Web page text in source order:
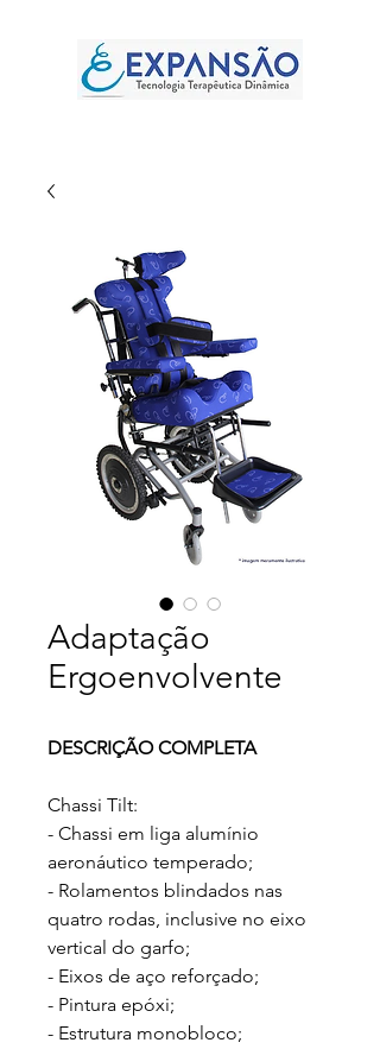
Adaptação
Ergoenvolvente
DESCRIÇÃO COMPLETA
Chassi Tilt:
- Chassi em liga alumínio
aeronáutico temperado;
- Rolamentos blindados nas
quatro rodas, inclusive no eixo
vertical do garfo;
- Eixos de aço reforçado;
- Pintura epóxi;
- Estrutura monobloco;